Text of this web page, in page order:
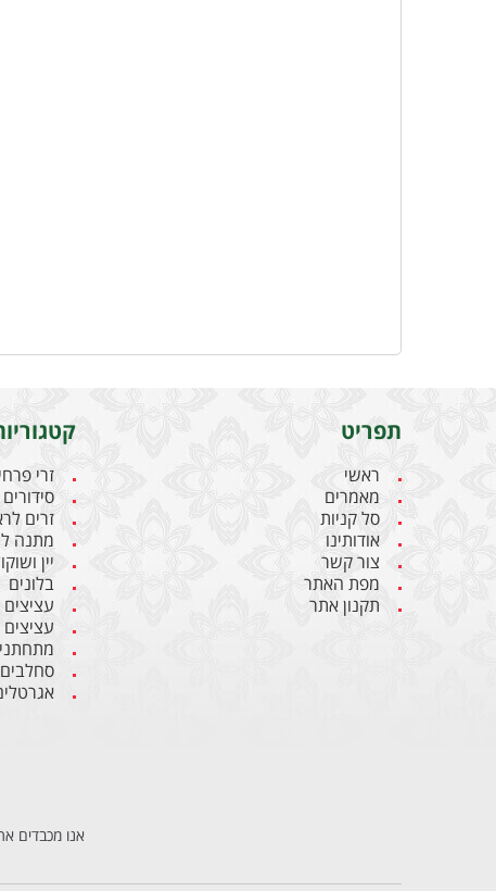
תפריט
ראשי
מאמרים
סל קניות
אודותינו
צור קשר
מפת האתר
תקנון אתר
זרי
סידורים
זרים
מתנה
יין
בלונים
עציצים
עציצים
סחלבים
אנו מכבדים